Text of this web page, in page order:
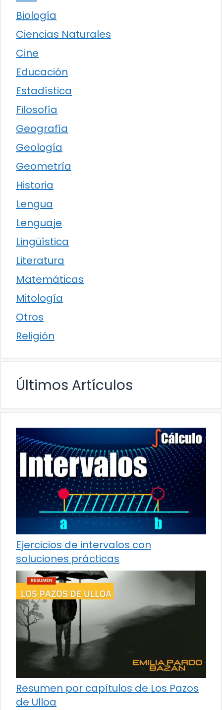
Biología
Ciencias Naturales
Cine
Educación
Estadística
Filosofía
Geografía
Geología
Geometría
Historia
Lengua
Lenguaje
Lingüística
Literatura
Matemáticas
Mitología
Otros
Religión
Últimos Artículos
Ejercicios de intervalos con
soluciones prácticas
Resumen por capítulos de Los Pazos
de Ulloa